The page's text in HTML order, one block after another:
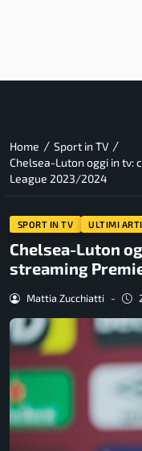
Home / Sport in TV /
Chelsea-Luton oggi in tv:
League 2023/2024
SPORT IN TV ULTIMI
Chelsea-Luton
streaming
Mattia Zucchiatti -